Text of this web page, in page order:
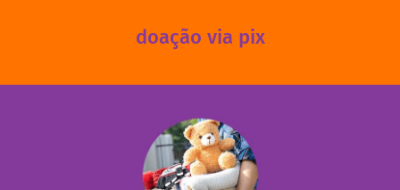
doação via pix
fale conosco